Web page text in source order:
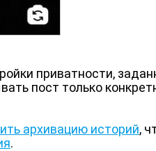
приватности,
пост только
архивацию историй,
.